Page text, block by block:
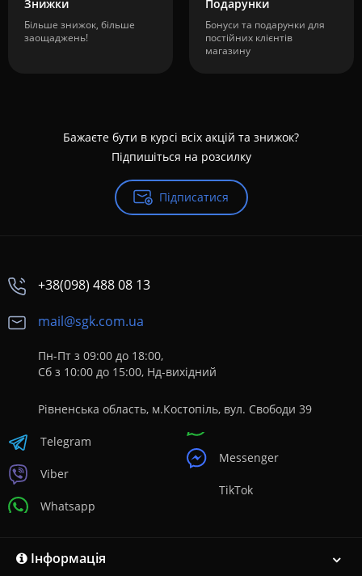
Знижки
Більше знижок, більше
заощаджень!
Подарунки
Бонуси та подарунки для
постійних клієнтів
магазину
Бажаєте бути в курсі всіх акцій та знижок?
Підпишіться на розсилку
Підписатися
+38(098) 488 08 13
mail@sgk.com.ua
Пн-Пт з 09:00 до 18:00,
Сб з 10:00 до 15:00, Нд-вихідний
Рівненська область, м.Костопіль, вул. Свободи 39
Telegram
Viber
Whatsapp
Messenger
TikTok
Інформація